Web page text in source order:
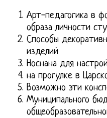
Арт-педагогика в
образа личности
Способы
изделий
Носнана для
на прогулке в
Возможно эти
Муниципального